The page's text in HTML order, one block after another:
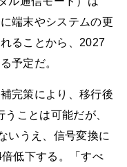
端末やシステムの更
ることから、2027
予定だ。
完策により、移行後
ことは可能だが、
いうえ、信号変換に
低下する。「すべ